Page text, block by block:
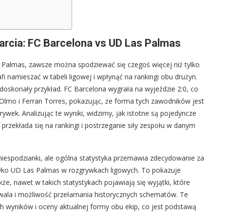
FC Barcelona vs UD Las Palmas
zawsze można spodziewać się czegoś więcej niż tylko
w tabeli ligowej i wpłynąć na rankingi obu drużyn.
przykład. FC Barcelona wygrała na wyjeździe 2:0, co
i Ferran Torres, pokazując, że forma tych zawodników jest
Analizując te wyniki, widzimy, jak istotne są pojedyncze
się na rankingi i postrzeganie siły zespołu w danym
ale ogólna statystyka przemawia zdecydowanie za
UD Las Palmas w rozgrywkach ligowych. To pokazuje
nawet w takich statystykach pojawiają się wyjątki, które
i możliwość przełamania historycznych schematów. Te
wyników i oceny aktualnej formy obu ekip, co jest podstawą